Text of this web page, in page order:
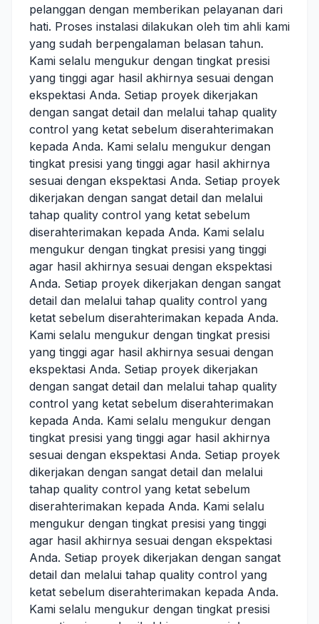
pelanggan dengan memberikan pelayanan dari
hati. Proses instalasi dilakukan oleh tim ahli kami
yang sudah berpengalaman belasan tahun.
Kami selalu mengukur dengan tingkat presisi
yang tinggi agar hasil akhirnya sesuai dengan
ekspektasi Anda. Setiap proyek dikerjakan
dengan sangat detail dan melalui tahap quality
control yang ketat sebelum diserahterimakan
kepada Anda. Kami selalu mengukur dengan
tingkat presisi yang tinggi agar hasil akhirnya
sesuai dengan ekspektasi Anda. Setiap proyek
dikerjakan dengan sangat detail dan melalui
tahap quality control yang ketat sebelum
diserahterimakan kepada Anda. Kami selalu
mengukur dengan tingkat presisi yang tinggi
agar hasil akhirnya sesuai dengan ekspektasi
Anda. Setiap proyek dikerjakan dengan sangat
detail dan melalui tahap quality control yang
ketat sebelum diserahterimakan kepada Anda.
Kami selalu mengukur dengan tingkat presisi
yang tinggi agar hasil akhirnya sesuai dengan
ekspektasi Anda. Setiap proyek dikerjakan
dengan sangat detail dan melalui tahap quality
control yang ketat sebelum diserahterimakan
kepada Anda. Kami selalu mengukur dengan
tingkat presisi yang tinggi agar hasil akhirnya
sesuai dengan ekspektasi Anda. Setiap proyek
dikerjakan dengan sangat detail dan melalui
tahap quality control yang ketat sebelum
diserahterimakan kepada Anda. Kami selalu
mengukur dengan tingkat presisi yang tinggi
agar hasil akhirnya sesuai dengan ekspektasi
Anda. Setiap proyek dikerjakan dengan sangat
detail dan melalui tahap quality control yang
ketat sebelum diserahterimakan kepada Anda.
Kami selalu mengukur dengan tingkat presisi